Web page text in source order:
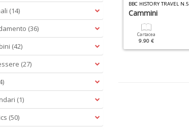
BBC HISTORY TRAVEL N.4
Il Cammino Di Santiago
BBC HISTORY TRAVEL N.5
Cammini
Cartacea
9.90 €
(14)
(36)
(42)
(27)
(1)
(50)